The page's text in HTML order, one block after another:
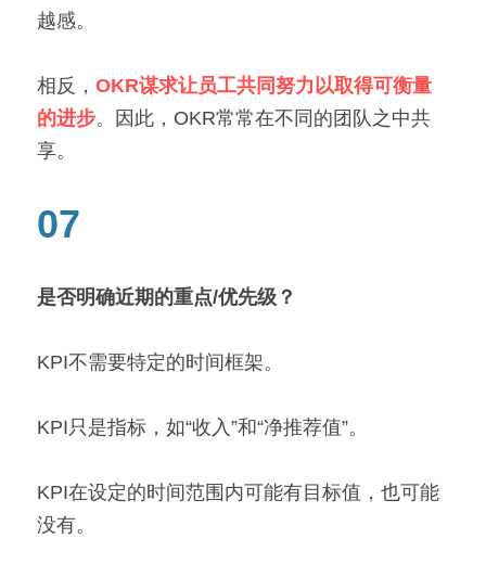
越感。
相反， OKR谋求让员工共同努力以取得可衡量
的进步。因此，OKR常常在不同的团队之中共
享。
07
是否明确近期的重点/优先级？
KPI不需要特定的时间框架。
KPI只是指标，如“收入”和“净推荐值”。
KPI在设定的时间范围内可能有目标值，也可能
没有。